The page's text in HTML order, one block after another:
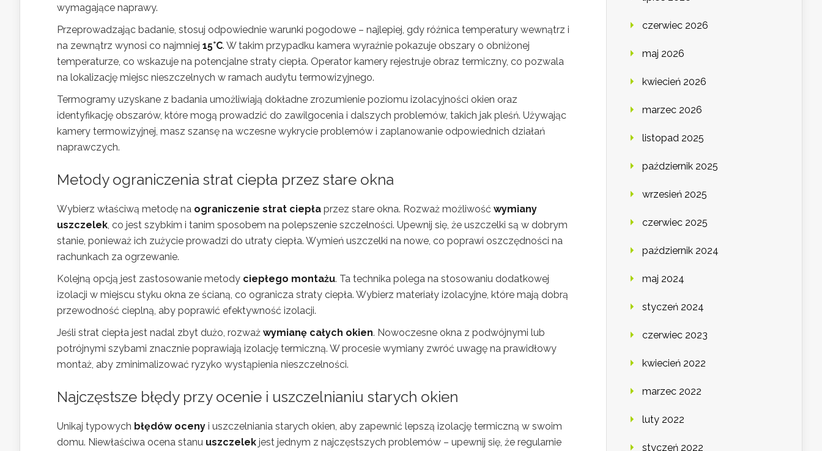
wymagające naprawy.
Przeprowadzając badanie, stosuj odpowiednie warunki pogodowe – najlepiej, gdy różnica temperatury wewnątrz i
na zewnątrz wynosi co najmniej 15°C. W takim przypadku kamera wyraźnie pokazuje obszary o obniżonej
temperaturze, co wskazuje na potencjalne straty ciepła. Operator kamery rejestruje obraz termiczny, co pozwala
na lokalizację miejsc nieszczelnych w ramach audytu termowizyjnego.
Termogramy uzyskane z badania umożliwiają dokładne zrozumienie poziomu izolacyjności okien oraz
identyfikację obszarów, które mogą prowadzić do zawilgocenia i dalszych problemów, takich jak pleśń. Używając
kamery termowizyjnej, masz szansę na wczesne wykrycie problemów i zaplanowanie odpowiednich działań
naprawczych.
Metody ograniczenia strat ciepła przez stare okna
Wybierz właściwą metodę na ograniczenie strat ciepła przez stare okna. Rozważ możliwość wymiany
uszczelek , co jest szybkim i tanim sposobem na polepszenie szczelności. Upewnij się, że uszczelki są w dobrym
stanie, ponieważ ich zużycie prowadzi do utraty ciepła. Wymień uszczelki na nowe, co poprawi oszczędności na
rachunkach za ogrzewanie.
Kolejną opcją jest zastosowanie metody ciepłego montażu. Ta technika polega na stosowaniu dodatkowej
izolacji w miejscu styku okna ze ścianą, co ogranicza straty ciepła. Wybierz materiały izolacyjne, które mają dobrą
przewodność cieplną, aby poprawić efektywność izolacji.
Jeśli strat ciepła jest nadal zbyt dużo, rozważ wymianę całych okien. Nowoczesne okna z podwójnymi lub
potrójnymi szybami znacznie poprawiają izolację termiczną. W procesie wymiany zwróć uwagę na prawidłowy
montaż, aby zminimalizować ryzyko wystąpienia nieszczelności.
Najczęstsze błędy przy ocenie i uszczelnianiu starych okien
Unikaj typowych błędów oceny i uszczelniania starych okien, aby zapewnić lepszą izolację termiczną w swoim
domu. Niewłaściwa ocena stanu uszczelek jest jednym z najczęstszych problemów – upewnij się, że regularnie
czerwiec 2026
maj 2026
kwiecień 2026
marzec 2026
listopad 2025
październik 2025
wrzesień 2025
czerwiec 2025
październik 2024
maj 2024
styczeń 2024
czerwiec 2023
kwiecień 2022
marzec 2022
luty 2022
styczeń 2022